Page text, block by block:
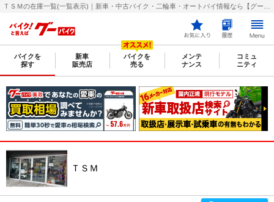
バイクを
探す
新車
販売店
バイクを
売る
メンテ
ナンス
コミュ
ニティ
ＴＳＭ